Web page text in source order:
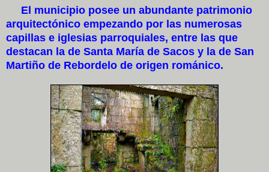
El municipio posee un abundante patrimonio
arquitectónico empezando por las numerosas
capillas e iglesias parroquiales, entre las que
destacan la de Santa María de Sacos y la de San
Martiño de Rebordelo de origen románico.